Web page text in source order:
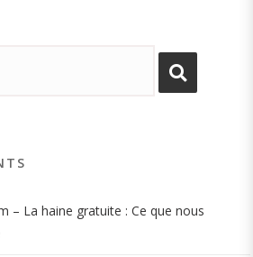
– La haine gratuite : Ce que nous